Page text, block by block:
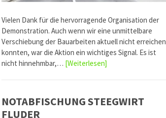
Vielen Dank für die hervorragende Organisation der
Demonstration. Auch wenn wir eine unmittelbare
Verschiebung der Bauarbeiten aktuell nicht erreichen
konnten, war die Aktion ein wichtiges Signal. Es ist
nicht hinnehmbar,… [Weiterlesen]
NOTABFISCHUNG STEEGWIRT
FLUDER